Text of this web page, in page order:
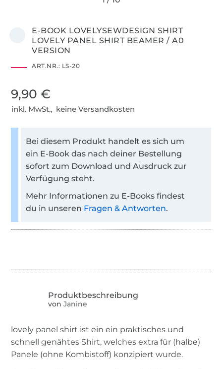
E-BOOK LOVELYSEWDESIGN SHIRT
LOVELY PANEL SHIRT BEAMER / A0
VERSION
ART.NR.: LS-20
9,90 €
inkl. MwSt., keine Versandkosten
Bei diesem Produkt handelt es sich um
ein E-Book das nach deiner Bestellung
sofort zum Download und Ausdruck zur
Verfügung steht.
Mehr Informationen zu E-Books findest
du in unseren Fragen & Antworten.
von Janine
lovely panel shirt ist ein ein praktisches und
schnell genähtes Shirt, welches extra für (halbe)
Panele (ohne Kombistoff) konzipiert wurde.